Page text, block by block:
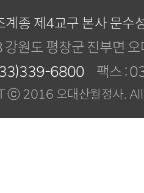
계종 제4교구 본사 문수
원도 평창군 진부면
6800 팩스 :
ⓒ 2016 오대산월정사.